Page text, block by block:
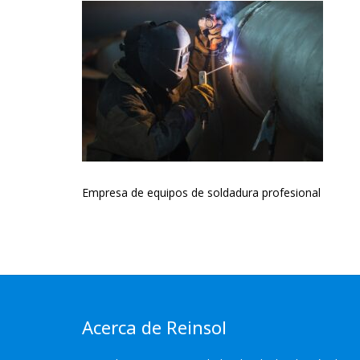
Empresa de equipos de soldadura profesional
Acerca de Reinsol